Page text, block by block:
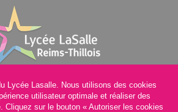
Lycée Lasalle. Nous utilisons des cookies
utilisateur optimale et réaliser des
Cliquez sur le bouton « Autoriser les cookies